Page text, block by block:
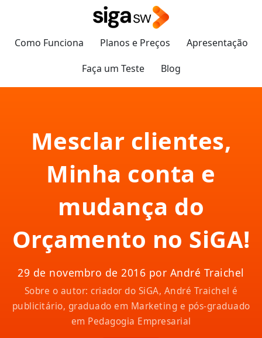
Como Funciona Planos e Preços
Apresentação
Faça um Teste
Blog
Mesclar clientes,
Minha conta e
mudança do
Orçamento no SiGA!
29 de novembro de 2016 por André Traichel
Sobre o autor: criador do SiGA, André Traichel é
publicitário, graduado em Marketing e pós-graduado
em Pedagogia Empresarial